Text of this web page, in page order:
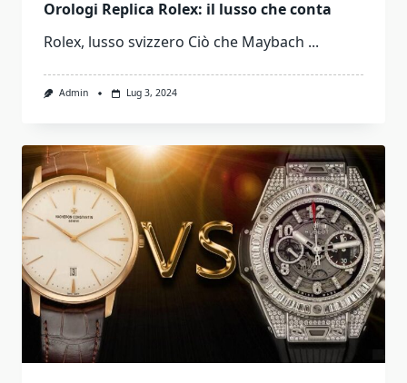
Orologi Replica Rolex: il lusso che conta
Rolex, lusso svizzero Ciò che Maybach ...
Admin Lug 3, 2024